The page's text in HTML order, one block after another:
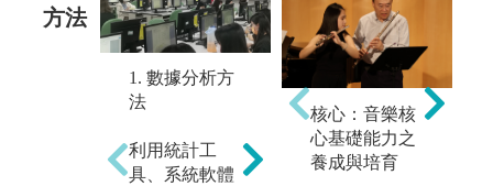
方法
1. 數據分析方
法
利用統計工
具、系統軟體
2. 個案研究方
法
核心：音樂核
心基礎能力之
養成與培育